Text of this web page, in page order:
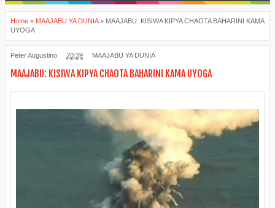
Home » MAAJABU YA DUNIA» MAAJABU: KISIWA KIPYA CHAOTA BAHARINI KAMA
UYOGA
Peter Augustino 20:39 MAAJABU YA DUNIA
MAAJABU: KISIWA KIPYA CHAOTA BAHARINI KAMA UYOGA